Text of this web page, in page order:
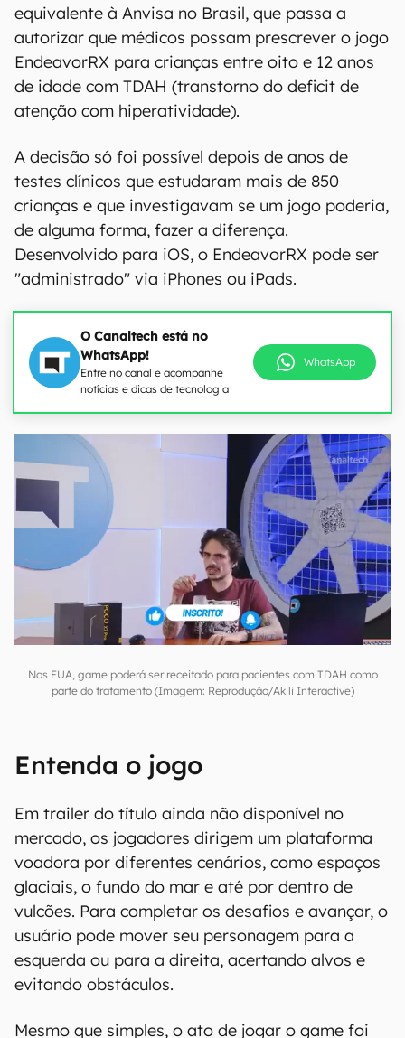
equivalente à Anvisa no Brasil, que passa a
autorizar que médicos possam prescrever o jogo
EndeavorRX para crianças entre oito e 12 anos
de idade com TDAH (transtorno do deficit de
atenção com hiperatividade).
A decisão só foi possível depois de anos de
testes clínicos que estudaram mais de 850
crianças e que investigavam se um jogo poderia,
de alguma forma, fazer a diferença.
Desenvolvido para iOS, o EndeavorRX pode ser
"administrado" via iPhones ou iPads.
O Canaltech está no
WhatsApp!
Entre no canal e acompanhe
notícias e dicas de tecnologia
WhatsApp
Nos EUA, game poderá ser receitado para pacientes com TDAH como
parte do tratamento (Imagem: Reprodução/Akili Interactive)
Entenda o jogo
Em trailer do título ainda não disponível no
mercado, os jogadores dirigem um plataforma
voadora por diferentes cenários, como espaços
glaciais, o fundo do mar e até por dentro de
vulcões. Para completar os desafios e avançar, o
usuário pode mover seu personagem para a
esquerda ou para a direita, acertando alvos e
evitando obstáculos.
Mesmo que simples, o ato de jogar o game foi